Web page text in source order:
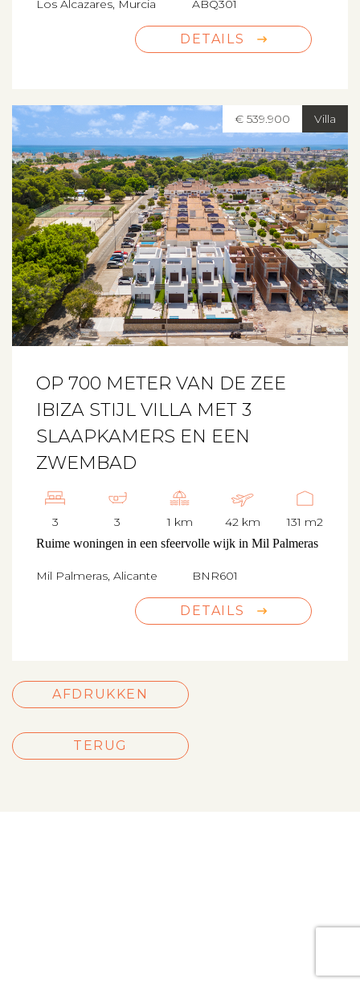
Los Alcazares, Murcia ABQ301
DETAILS
Villa
€ 539.900
OP 700 METER VAN DE ZEE
IBIZA STIJL VILLA MET 3
SLAAPKAMERS EN EEN
ZWEMBAD
3 3 1 km 42 km 131 m2
Ruime woningen in een sfeervolle wijk in Mil Palmeras
Mil Palmeras, Alicante BNR601
DETAILS
AFDRUKKEN
TERUG